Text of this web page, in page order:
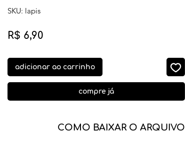
SKU: lapis
R$ 6,90
adicionar ao carrinho
compre já
COMO BAIXAR O ARQUIVO